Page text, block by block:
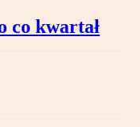
co kwartał